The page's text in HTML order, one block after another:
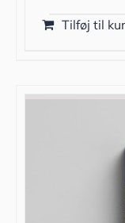
Tilføj til